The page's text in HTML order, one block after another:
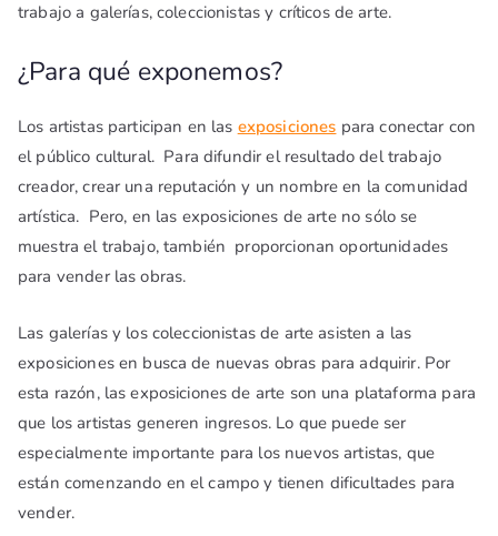
trabajo a galerías, coleccionistas y críticos de arte.
¿Para qué exponemos?
Los artistas participan en las exposiciones para conectar con
el público cultural. Para difundir el resultado del trabajo
creador, crear una reputación y un nombre en la comunidad
artística. Pero, en las exposiciones de arte no sólo se
muestra el trabajo, también proporcionan oportunidades
para vender las obras.
Las galerías y los coleccionistas de arte asisten a las
exposiciones en busca de nuevas obras para adquirir. Por
esta razón, las exposiciones de arte son una plataforma para
que los artistas generen ingresos. Lo que puede ser
especialmente importante para los nuevos artistas, que
están comenzando en el campo y tienen dificultades para
vender.